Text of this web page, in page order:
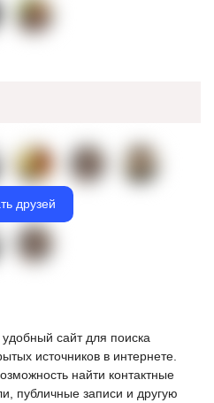
друзей
сайт для поиска
источников в интернете.
найти контактные
публичные записи и другую